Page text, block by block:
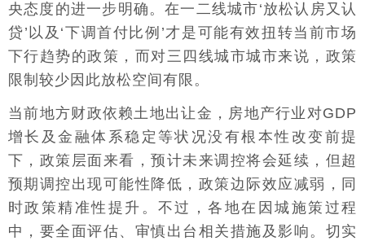
央态度的进一步明确。在一二线城市‘放松认房又认
贷’以及‘下调首付比例’才是可能有效扭转当前市场
下行趋势的政策，而对三四线城市城市来说，政策
限制较少因此放松空间有限。
当前地方财政依赖土地出让金，房地产行业对GDP
增长及金融体系稳定等状况没有根本性改变前提
下，政策层面来看，预计未来调控将会延续，但超
预期调控出现可能性降低，政策边际效应减弱，同
时政策精准性提升。不过，各地在因城施策过程
中，要全面评估、审慎出台相关措施及影响。切实